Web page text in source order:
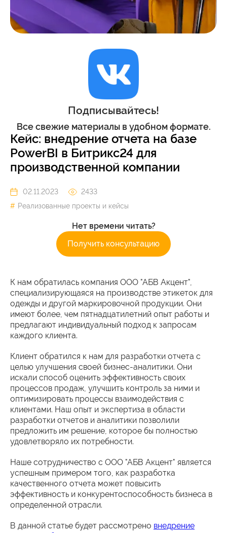
Подписывайтесь!
Все свежие материалы в удобном формате.
Кейс: внедрение отчета на базе
PowerBI в Битрикс24 для
производственной компании
02.11.2023
2433
Реализованные проекты и кейсы
Нет времени читать?
Получить консультацию
К нам обратилась компания ООО "АБВ Акцент",
специализирующаяся на производстве этикеток для
одежды и другой маркировочной продукции. Они
имеют более, чем пятнадцатилетний опыт работы и
предлагают индивидуальный подход к запросам
каждого клиента.
Клиент обратился к нам для разработки отчета с
целью улучшения своей бизнес-аналитики. Они
искали способ оценить эффективность своих
процессов продаж, улучшить контроль за ними и
оптимизировать процессы взаимодействия с
клиентами. Наш опыт и экспертиза в области
разработки отчетов и аналитики позволили
предложить им решение, которое бы полностью
удовлетворяло их потребности.
Наше сотрудничество с ООО "АБВ Акцент" является
успешным примером того, как разработка
качественного отчета может повысить
эффективность и конкурентоспособность бизнеса в
определенной отрасли.
В данной статье будет рассмотрено внедрение